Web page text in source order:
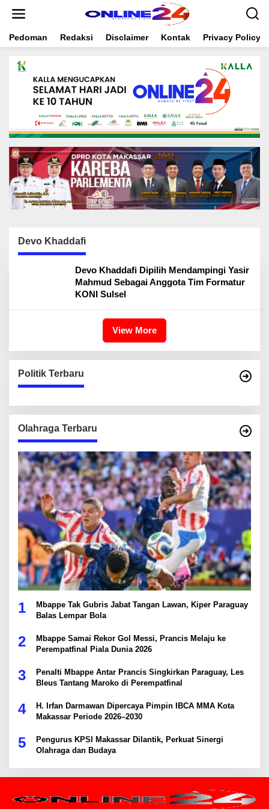
t
Pedoman Redaksi Disclaimer Kontak Privacy Policy
Devo Khaddafi
Devo Khaddafi Dipilih Mendampingi Yasir
Mahmud Sebagai Anggota Tim Formatur
KONI Sulsel
View More
Politik Terbaru
Olahraga Terbaru
1
Mbappe Tak Gubris Jabat Tangan Lawan, Kiper Paraguay
Balas Lempar Bola
2
Mbappe Samai Rekor Gol Messi, Prancis Melaju ke
Perempatfinal Piala Dunia 2026
3
Penalti Mbappe Antar Prancis Singkirkan Paraguay, Les
Bleus Tantang Maroko di Perempatfinal
4
H. Irfan Darmawan Dipercaya Pimpin IBCA MMA Kota
Makassar Periode 2026–2030
5
Pengurus KPSI Makassar Dilantik, Perkuat Sinergi
Olahraga dan Budaya